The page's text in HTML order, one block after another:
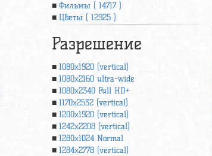
Фильмы ( 14717 )
Цветы ( 12925 )
Разрешение
1080x1920 (vertical)
1080x2160 ultra-wide
1080x2340 Full HD+
1170x2532 (vertical)
1200x1920 (vertical)
1242x2208 (vertical)
1280x1024 Normal
1284x2778 (vertical)